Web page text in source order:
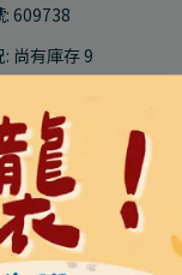
: 609738
: 尚有庫存 9
參與的優惠活動
碼｜全館滿額$3000